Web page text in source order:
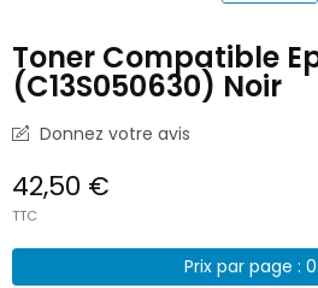
Toner Compatible
(C13S050630) Noir
Donnez votre avis
42,50 €
TTC
Prix par page :